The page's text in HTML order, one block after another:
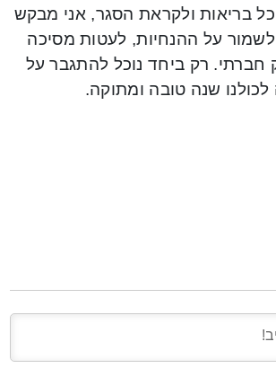
בריאות ולקראת הסגר, אני מבקש
על ההנחיות, לעטות מסיכה
חברתי. רק ביחד נוכל להתגבר על
שנה טובה ומתוקה.